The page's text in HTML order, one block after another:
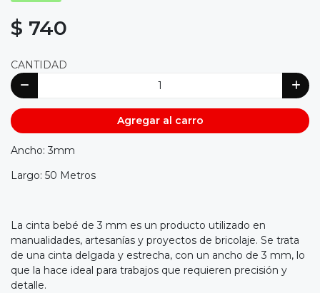
$ 740
CANTIDAD
Agregar al carro
Ancho: 3mm
Largo: 50 Metros
La cinta bebé de 3 mm es un producto utilizado en
manualidades, artesanías y proyectos de bricolaje. Se trata
de una cinta delgada y estrecha, con un ancho de 3 mm, lo
que la hace ideal para trabajos que requieren precisión y
detalle.